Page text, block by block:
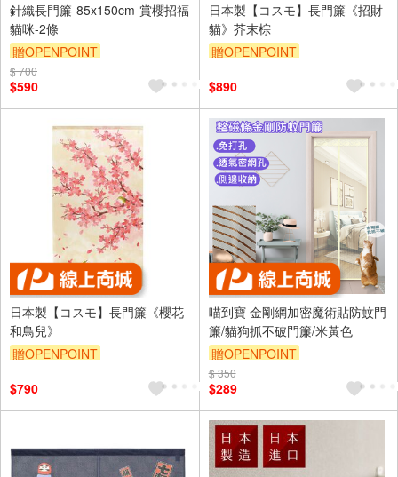
針織長門簾-85x150cm-賞櫻招福
貓咪-2條
贈OPENPOINT
$ 700
$590
日本製【コスモ】長門簾《招財
貓》芥末棕
贈OPENPOINT
$890
日本製【コスモ】長門簾《櫻花
和鳥兒》
贈OPENPOINT
$790
喵到寶 金剛網加密魔術貼防蚊門
簾/貓狗抓不破門簾/米黃色
贈OPENPOINT
$ 350
$289